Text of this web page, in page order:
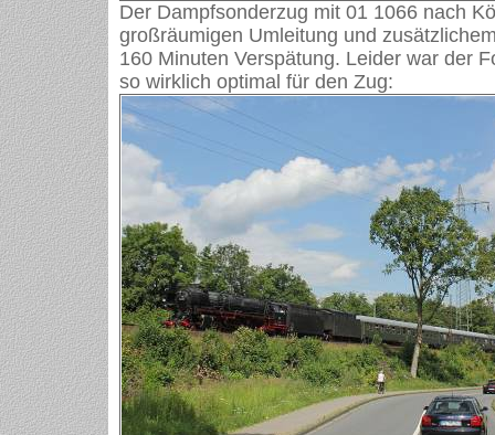
Der Dampfsonderzug mit 01 1066 nach
großräumigen Umleitung und
160 Minuten Verspätung. Leider war der
so wirklich optimal für den Zug: